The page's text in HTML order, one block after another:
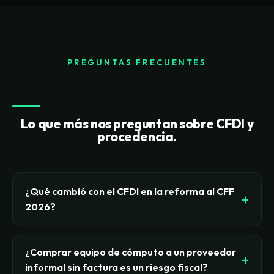
PREGUNTAS FRECUENTES
Lo que más nos preguntan sobre CFDI y
procedencia.
¿Qué cambió con el CFDI en la reforma al CFF
2026?
La reforma al Código Fiscal de la Federación
vigente en 2026 refuerza dos ideas que ya venían
en el espíritu de la norma. Por un lado, el artículo
¿Comprar equipo de cómputo a un proveedor
informal sin factura es un riesgo fiscal?